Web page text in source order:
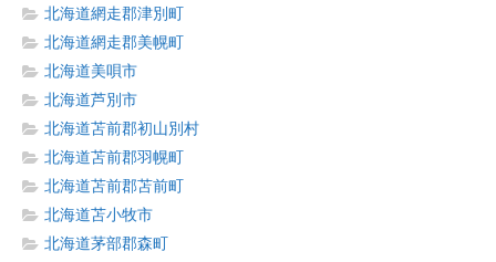
北海道網走郡津別町
北海道網走郡美幌町
北海道美唄市
北海道芦別市
北海道苫前郡初山別村
北海道苫前郡羽幌町
北海道苫前郡苫前町
北海道苫小牧市
北海道茅部郡森町